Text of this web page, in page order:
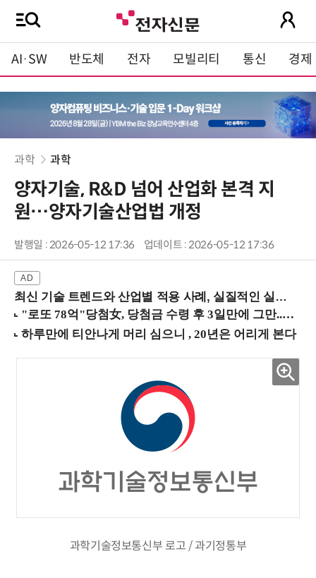
AI·SW 반도체 전자 모빌리티 통신 경제
과학 과학
양자기술, R&D 넘어 산업화 본격 지
원…양자기술산업법 개정
발행일 : 2026-05-12 17:36 업데이트 : 2026-05-12 17:36
최신 기술 트렌드와 산업별 적용 사례, 실질적인 실행 전략을 공유 (9/18 양재역)
과학기술정보통신부 로고 / 과기정통부